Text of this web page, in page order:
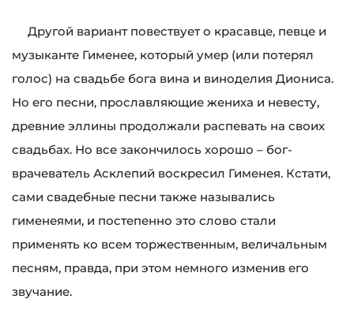
Другой вариант повествует о красавце, певце и
музыканте Гименее, который умер (или потерял
голос) на свадьбе бога вина и виноделия Диониса.
Но его песни, прославляющие жениха и невесту,
древние эллины продолжали распевать на своих
свадьбах. Но все закончилось хорошо – бог-
врачеватель Асклепий воскресил Гименея. Кстати,
сами свадебные песни также назывались
гименеями, и постепенно это слово стали
применять ко всем торжественным, величальным
песням, правда, при этом немного изменив его
звучание.